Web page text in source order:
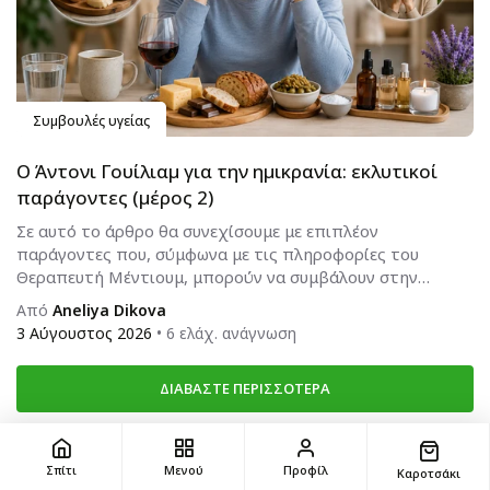
Συμβουλές υγείας
Ο Άντονι Γουίλιαμ για την ημικρανία: εκλυτικοί
παράγοντες (μέρος 2)
Σε αυτό το άρθρο θα συνεχίσουμε με επιπλέον
παράγοντες που, σύμφωνα με τις πληροφορίες του
Θεραπευτή Μέντιουμ, μπορούν να συμβάλουν στην
εμφάνιση κρίσεων ημικρανίας.
Από Aneliya Dikova
3 Αύγουστος 2026 • 6 ελάχ. ανάγνωση
ΔΙΑΒΆΣΤΕ ΠΕΡΙΣΣΌΤΕΡΑ
Σπίτι Μενού Προφίλ Καροτσάκι